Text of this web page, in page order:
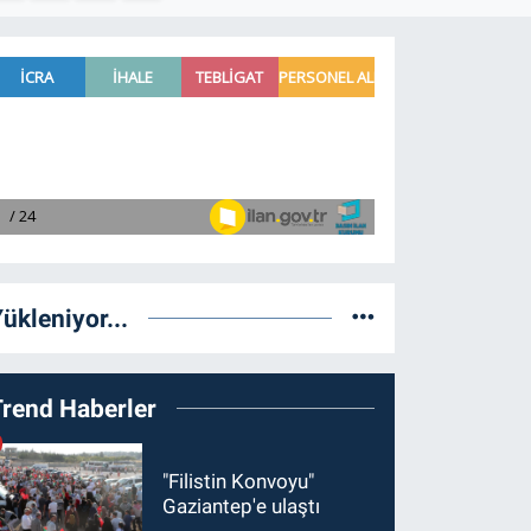
Haberler
"Filistin Konvoyu"
Gaziantep'e ulaştı